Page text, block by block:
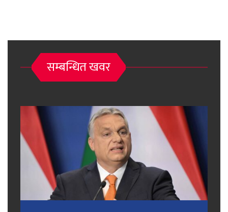
सम्बन्धित खवर